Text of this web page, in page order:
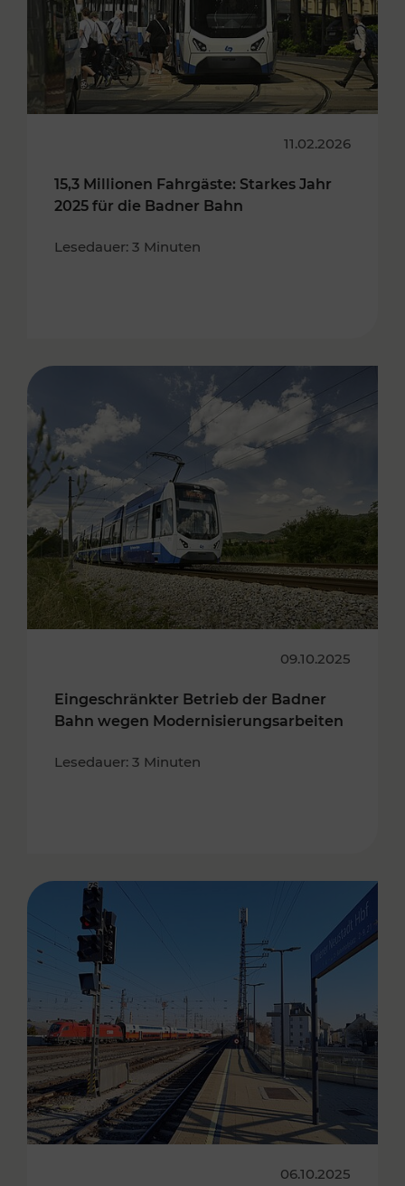
11.02.2026
15,3 Millionen Fahrgäste: Starkes Jahr
2025 für die Badner Bahn
Lesedauer: 3 Minuten
09.10.2025
Eingeschränkter Betrieb der Badner
Bahn wegen Modernisierungsarbeiten
Lesedauer: 3 Minuten
06.10.2025